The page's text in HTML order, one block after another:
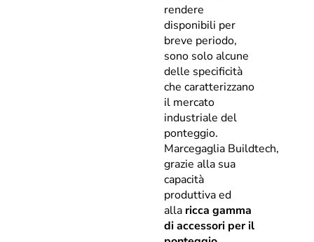
rendere
disponibili per
breve periodo,
sono solo alcune
delle specificità
che caratterizzano
il mercato
industriale del
ponteggio.
Marcegaglia Buildtech,
grazie alla sua
capacità
produttiva ed
alla ricca gamma
di accessori per il